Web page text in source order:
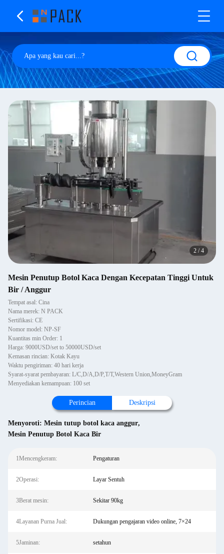
2 /4
Mesin Penutup Botol Kaca Dengan Kecepatan Tinggi Untuk
Bir / Anggur
Tempat asal: Cina
Nama merek: N PACK
Sertifikasi: CE
Nomor model: NP-SF
Kuantitas min Order: 1
Harga: 9000USD/set to 50000USD/set
Kemasan rincian: Kotak Kayu
Waktu pengiriman: 40 hari kerja
Syarat-syarat pembayaran: L/C,D/A,D/P,T/T,Western Union,MoneyGram
Menyediakan kemampuan: 100 set
Perincian Deskripsi
Menyoroti: Mesin tutup botol kaca anggur,
Mesin Penutup Botol Kaca Bir
1Mencengkeram: Pengaturan
2Operasi: Layar Sentuh
3Berat mesin: Sekitar 90kg
4Layanan Purna Jual: Dukungan pengajaran video online, 7×24
5Jaminan: setahun